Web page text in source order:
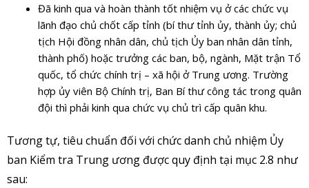
Đã kinh qua và hoàn thành tốt nhiệm vụ ở các chức vụ
lãnh đạo chủ chốt cấp tỉnh (bí thư tỉnh ủy, thành ủy; chủ
tịch Hội đồng nhân dân, chủ tịch Ủy ban nhân dân tỉnh,
thành phố) hoặc trưởng các ban, bộ, ngành, Mặt trận Tổ
quốc, tổ chức chính trị – xã hội ở Trung ương. Trường
hợp ủy viên Bộ Chính trị, Ban Bí thư công tác trong quân
đội thì phải kinh qua chức vụ chủ trì cấp quân khu.
Tương tự, tiêu chuẩn đối với chức danh chủ nhiệm Ủy
ban Kiểm tra Trung ương được quy định tại mục 2.8 như
sau: